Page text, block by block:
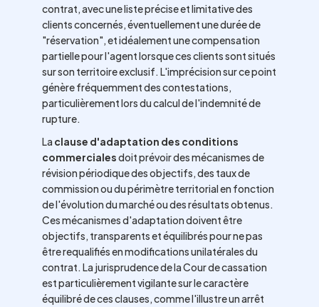
contrat, avec une liste précise et limitative des
clients concernés, éventuellement une durée de
"réservation", et idéalement une compensation
partielle pour l'agent lorsque ces clients sont situés
sur son territoire exclusif. L'imprécision sur ce point
génère fréquemment des contestations,
particulièrement lors du calcul de l'indemnité de
rupture.
La clause d'adaptation des conditions
commercialesdoit prévoir des mécanismes de
révision périodique des objectifs, des taux de
commission ou du périmètre territorial en fonction
de l'évolution du marché ou des résultats obtenus.
Ces mécanismes d'adaptation doivent être
objectifs, transparents et équilibrés pour ne pas
être requalifiés en modifications unilatérales du
contrat. La jurisprudence de la Cour de cassation
est particulièrement vigilante sur le caractère
équilibré de ces clauses, comme l'illustre un arrêt